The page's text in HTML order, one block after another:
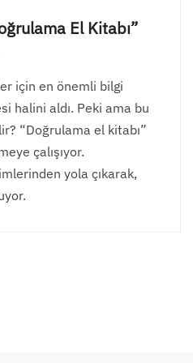
El Kitabı”
için en önemli bilgi
halini aldı. Peki ama bu
“Doğrulama el kitabı”
çalışıyor.
yola çıkarak,